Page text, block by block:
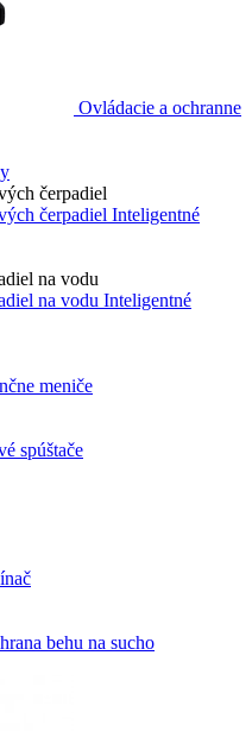
Ovládacie a ochranne
Inteligentné
Inteligentné
meniče
spúštače
behu na sucho